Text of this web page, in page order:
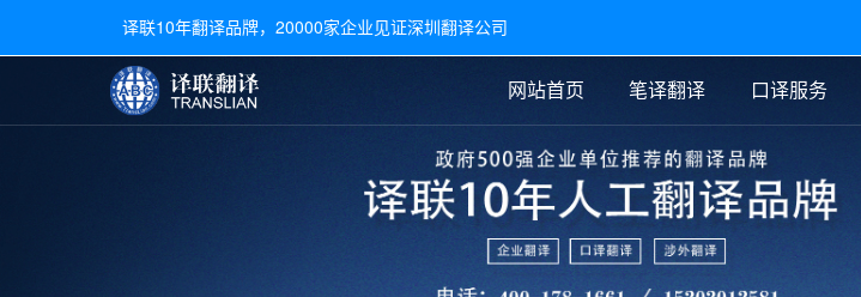
译联10年翻译品牌，20000家企业见证深圳翻译公司
网站首页 笔译翻译
文件翻译 医学翻译 法律翻译 说明书翻译
口译服务
广交会翻译 交替传译 同声传译
常用语种翻译
日语翻译
老挝语翻译 泰语翻译
葡萄牙语翻译
签证材料翻译
银行流水翻译
驾照翻译
证件翻译报价
签证翻译
口译新闻
翻译新闻